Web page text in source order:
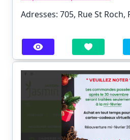
Adresses: 705, Rue St Roch,